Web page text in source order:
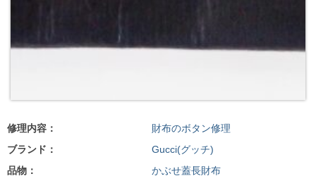
修理内容：
財布のボタン修理
ブランド：
Gucci(グッチ)
品物：
かぶせ蓋長財布